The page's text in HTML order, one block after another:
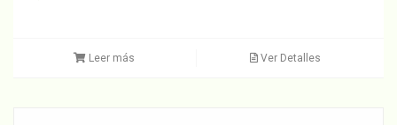
Leer más Ver Detalles